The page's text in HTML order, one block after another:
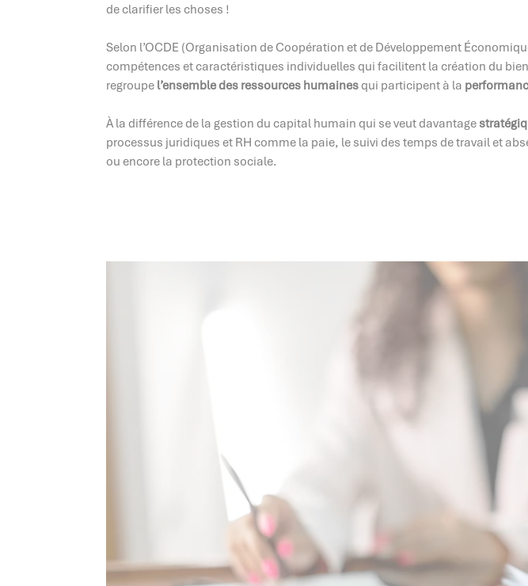
de clarifier les choses !
Selon l’OCDE (Organisation de Coopération et de Développement
compétences et caractéristiques individuelles qui facilitent la création du
regroupe l’ensemble des ressources humaines qui participent à la
À la différence de la gestion du capital humain qui se veut davantage
processus juridiques et RH comme la paie, le suivi des temps de travail et
ou encore la protection sociale.